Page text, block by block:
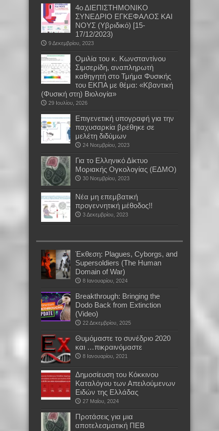
4ο ΔΙΕΠΙΣΤΗΜΟΝΙΚΟ
ΣΥΝΕΔΡΙΟ ΕΓΚΕΦΑΛΟΣ ΚΑΙ
ΝΟΥΣ (Υβριδικό) [15-
17/12/2023)
9 Δεκεμβρίου, 2023
Oμιλία του κ. Κωνσταντίνου
Σιμσερίδη, αναπληρωτή
καθηγητή στο Τμήμα Φυσικής
του ΕΚΠΑ με θέμα: «Κβαντική
(Φυσική στη) Βιολογία»
29 Ιουλίου, 2026
Επιγενετική υπογραφή για την
παχυσαρκία βρέθηκε σε
μελέτη διδύμων
24 Νοεμβρίου, 2023
Για το Ελληνικό Δίκτυο
Μοριακής Ογκολογίας (ΕΔΜΟ)
30 Νοεμβρίου, 2023
Νέα μη επεμβατική
προγεννητική μέθοδος!!
3 Δεκεμβρίου, 2023
Έκθεση: Plagues, Cyborgs, and
Supersoldiers (The Human
Domain of War)
8 Ιανουαρίου, 2024
Breakthrough: Bringing the
Dodo Back from Extinction
(Video)
22 Δεκεμβρίου, 2025
Θυμόμαστε το συνέδριο 2020
και …πικραινόμαστε
8 Ιανουαρίου, 2021
Δημοσίευση του Κόκκινου
Καταλόγου των Απειλούμενων
Ειδών της Ελλάδας
27 Μαΐου, 2024
Προτάσεις για μια
αποτελεσματική ΠΕΒ